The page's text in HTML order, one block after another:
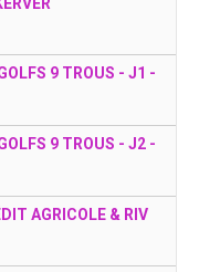
9 TROUS - J1 -
9 TROUS - J2 -
AGRICOLE & RIV